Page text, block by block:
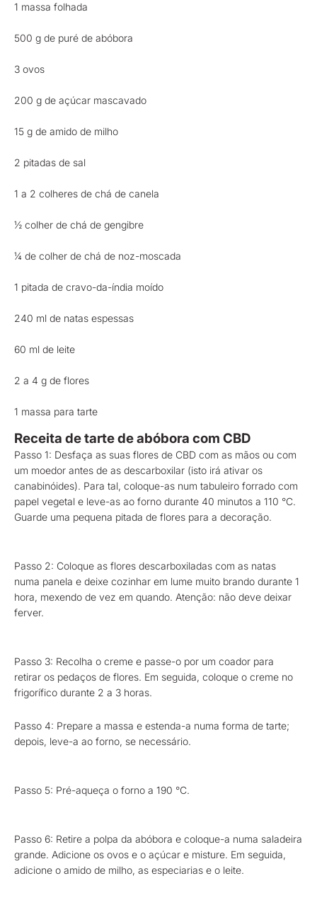
1 massa folhada
500 g de puré de abóbora
3 ovos
200 g de açúcar mascavado
15 g de amido de milho
2 pitadas de sal
1 a 2 colheres de chá de canela
½ colher de chá de gengibre
¼ de colher de chá de noz-moscada
1 pitada de cravo-da-índia moído
240 ml de natas espessas
60 ml de leite
2 a 4 g de flores
1 massa para tarte
Receita de tarte de abóbora com CBD
Passo 1: Desfaça as suas flores de CBD com as mãos ou com
um moedor antes de as descarboxilar (isto irá ativar os
canabinóides). Para tal, coloque-as num tabuleiro forrado com
papel vegetal e leve-as ao forno durante 40 minutos a 110 °C.
Guarde uma pequena pitada de flores para a decoração.
Passo 2: Coloque as flores descarboxiladas com as natas
numa panela e deixe cozinhar em lume muito brando durante 1
hora, mexendo de vez em quando. Atenção: não deve deixar
ferver.
Passo 3: Recolha o creme e passe-o por um coador para
retirar os pedaços de flores. Em seguida, coloque o creme no
frigorífico durante 2 a 3 horas.
Passo 4: Prepare a massa e estenda-a numa forma de tarte;
depois, leve-a ao forno, se necessário.
Passo 5: Pré-aqueça o forno a 190 °C.
Passo 6: Retire a polpa da abóbora e coloque-a numa saladeira
grande. Adicione os ovos e o açúcar e misture. Em seguida,
adicione o amido de milho, as especiarias e o leite.